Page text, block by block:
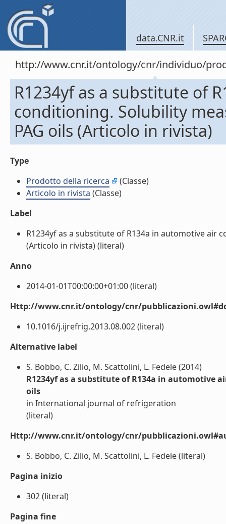
data.CNR.it
http://www.cnr.it/ontology/cnr/individuo/
R1234yf as a substitute of
conditioning. Solubility
PAG oils (Articolo in rivista)
Type
Prodotto della ricerca
(Classe)
Articolo in rivista (Classe)
Label
R1234yf as a substitute of R134a in automotive air
(Articolo in rivista) (literal)
Anno
2014-01-01T00:00:00+01:00 (literal)
Http://www.cnr.it/ontology/cnr/
10.1016/j.ijrefrig.2013.08.002 (literal)
Alternative label
S. Bobbo, C. Zilio, M. Scattolini, L. Fedele (2014)
R1234yf as a substitute of R134a in automotive
oils
in International journal of refrigeration
(literal)
Http://www.cnr.it/ontology/cnr/
S. Bobbo, C. Zilio, M. Scattolini, L. Fedele (literal)
Pagina inizio
302 (literal)
Pagina fine